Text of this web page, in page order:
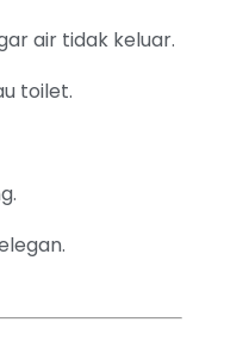
air tidak keluar.
toilet.